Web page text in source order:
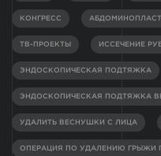
КОНГРЕСС
ТВ-ПРОЕКТЫ ИССЕЧЕНИЕ
ЭНДОСКОПИЧЕСКАЯ ПОДТЯЖКА
ЭНДОСКОПИЧЕСКАЯ ПОДТЯЖКА
УДАЛИТЬ ВЕСНУШКИ С ЛИЦА
ОПЕРАЦИЯ ПО УДАЛЕНИЮ ГРЫЖИ